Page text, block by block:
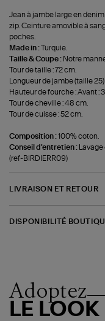
Jean à jambe large en
zip. Ceinture amovible à
poches.
Made in :
Turquie.
Taille & Coupe : Notre
Tour de taille : 72 cm.
Longueur de jambe (taille 25)
Hauteur de fourche : Avant :
Tour de cheville : 48 cm.
Tour de cuisse : 52 cm.
Composition :100% coton.
Conseil d'entretien :
(ref-BIRDIERR09)
LIVRAISON ET RETOUR
DISPONIBILITÉ
Adoptez
LE LOOK